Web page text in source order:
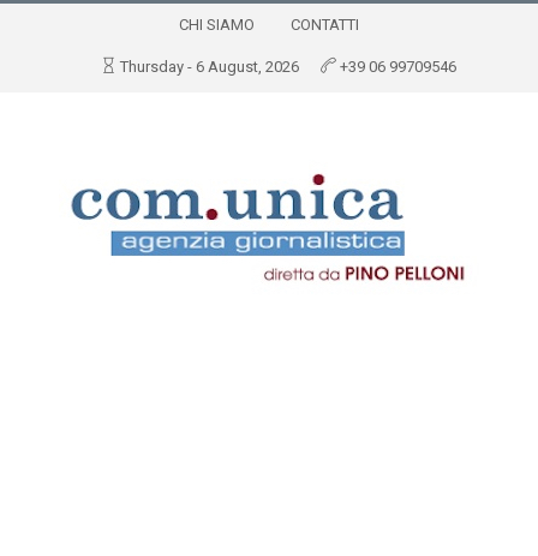
CHI SIAMO CONTATTI
Thursday - 6 August, 2026 +39 06 99709546